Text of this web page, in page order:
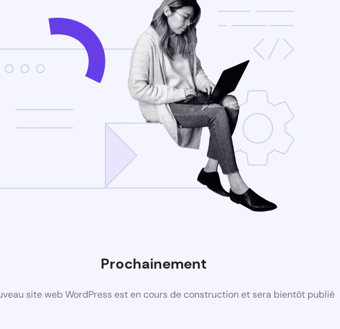
Prochainement
site web WordPress est en cours de construction et sera bientôt publié